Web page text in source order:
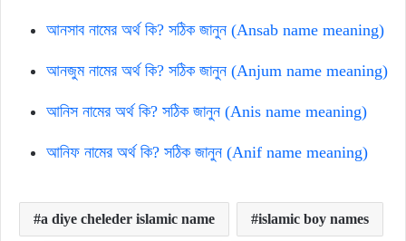
আনসাব নামের অর্থ কি? সঠিক জানুন (Ansab name meaning)
আনজুম নামের অর্থ কি? সঠিক জানুন (Anjum name meaning)
আনিস নামের অর্থ কি? সঠিক জানুন (Anis name meaning)
আনিফ নামের অর্থ কি? সঠিক জানুন (Anif name meaning)
a diye cheleder islamic name islamic boy names